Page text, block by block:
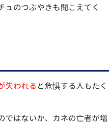
ュのつぶやきも聞こえてく
失われる と危惧する人もたく
ではないか、カネの亡者が増